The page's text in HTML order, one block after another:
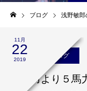
ブログ 浅野敏郎
11月
22
2019
浅野敏郎のブログ
１馬力より５